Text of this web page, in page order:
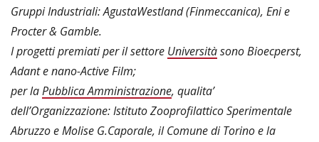
Gruppi Industriali: AgustaWestland (Finmeccanica), Eni e
Procter & Gamble.
I progetti premiati per il settore Universitàsono Bioecperst,
Adant e nano-Active Film;
per laPubblica Amministrazione, qualita’
dell’Organizzazione: Istituto Zooprofilattico Sperimentale
Abruzzo e Molise G.Caporale, il Comune di Torino e la